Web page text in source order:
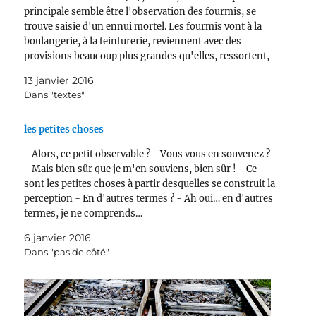
principale semble être l'observation des fourmis, se
trouve saisie d'un ennui mortel. Les fourmis vont à la
boulangerie, à la teinturerie, reviennent avec des
provisions beaucoup plus grandes qu'elles, ressortent,
déploient une force qui…
13 janvier 2016
Dans "textes"
les petites choses
- Alors, ce petit observable ? - Vous vous en souvenez ?
- Mais bien sûr que je m'en souviens, bien sûr ! - Ce
sont les petites choses à partir desquelles se construit la
perception - En d'autres termes ? - Ah oui… en d'autres
termes, je ne comprends…
6 janvier 2016
Dans "pas de côté"